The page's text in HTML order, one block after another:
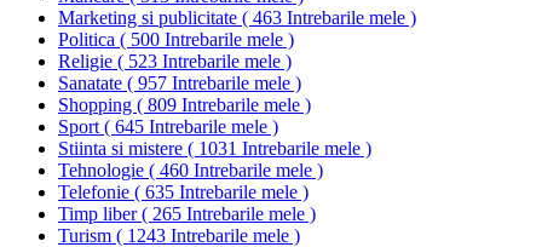
Marketing si publicitate ( 463 Intrebarile mele )
Politica ( 500 Intrebarile mele )
Religie ( 523 Intrebarile mele )
Sanatate ( 957 Intrebarile mele )
Shopping ( 809 Intrebarile mele )
Sport ( 645 Intrebarile mele )
Stiinta si mistere ( 1031 Intrebarile mele )
Tehnologie ( 460 Intrebarile mele )
Telefonie ( 635 Intrebarile mele )
Timp liber( 265 Intrebarile mele )
Turism ( 1243 Intrebarile mele )